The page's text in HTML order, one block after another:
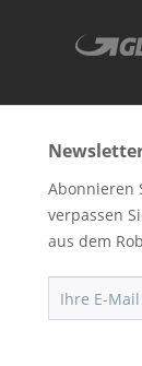
Abonnieren
verpassen
aus dem